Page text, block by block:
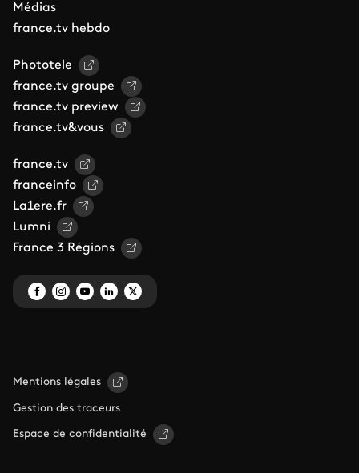
Médias
france.tv hebdo
Phototele
france.tv groupe
france.tv preview
france.tv&vous
france.tv
franceinfo
La1ere.fr
Lumni
France 3 Régions
Mentions légales
Gestion des traceurs
Espace de confidentialité